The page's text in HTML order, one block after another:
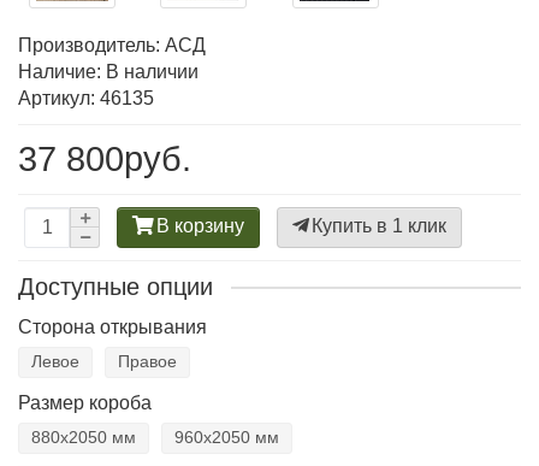
Производитель: АСД
Наличие: В наличии
Артикул: 46135
37 800руб.
В корзину Купить в 1 клик
Доступные опции
Сторона открывания
Левое Правое
Размер короба
880х2050 мм 960х2050 мм